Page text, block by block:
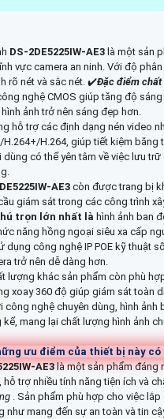
DS-2DE5225IW-AE3 là một sản
vực camera an ninh. Với độ phân
rõ nét và sắc nét. ✔️Đặc điểm chất
nghệ CMOS giúp tăng độ sáng
ảnh trở nên sáng đẹp hơn.
hỗ trợ các định dạng nén video
H.264+/H.264, giúp tiết kiệm băng
có thể yên tâm về việc lưu
AE3 còn được trang bị
giám sát trong các công trình
trọn lớn nhất là hình ảnh ban
năng hồng ngoại siêu xa cấp
dụng công nghệ IP POE kỹ thuật
trở nên dễ dàng hơn.
lượng khác sản phẩm còn phù
xoay 360 độ giúp giám sát toàn
công nghệ chuyên dùng, hình ảnh
kể, mang lại chất lượng hình ảnh
ưu điểm của thiết bị này có
AE3là một sản phẩm đáng
hỗ trợ nhiều tính năng tiện ích và
. Sản phẩm phù hợp cho việc
như mang đến sự an toàn và tin